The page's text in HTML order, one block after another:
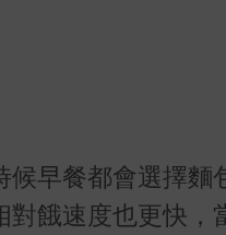
早餐都會選擇麵
對餓速度也更快